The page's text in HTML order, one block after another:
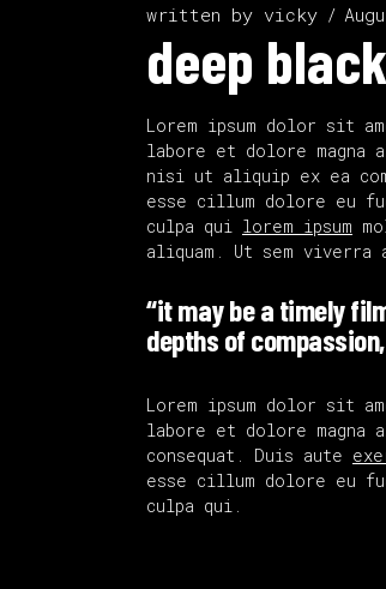
written by vicky
deep
Lorem ipsum dolor sit
labore et dolore magna
nisi ut aliquip ex ea
esse cillum dolore eu
culpa qui lorem ipsum
aliquam. Ut sem
“it may be a timely
depths of
Lorem ipsum dolor sit
labore et dolore magna
consequat. Duis aute
esse cillum dolore eu
culpa qui.